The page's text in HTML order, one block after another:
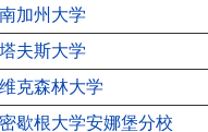
南加州大学
塔夫斯大学
维克森林大学
密歇根大学安娜堡分校